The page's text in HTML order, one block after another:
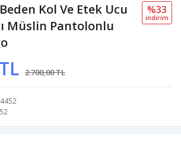
Kol Ve Etek Ucu
Müslin Pantolonlu
2.700,00 TL
%33
i̇ndi̇ri̇m